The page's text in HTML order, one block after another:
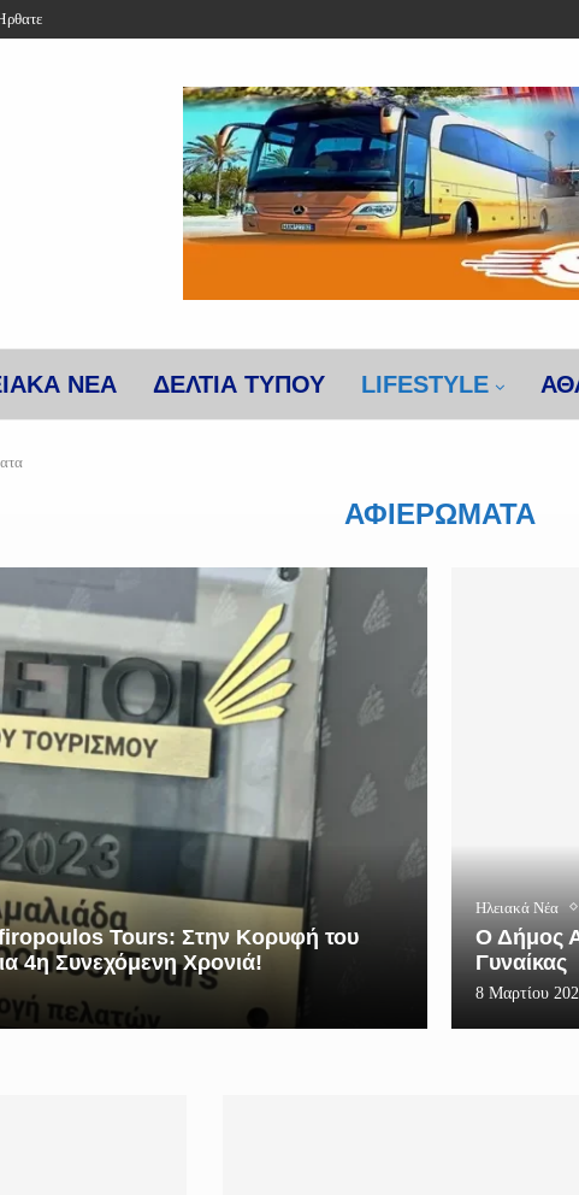
ΝΕΑ ΔΕΛΤΙΑ ΤΥΠΟΥ LIFESTYLE
ΑΦΙΕΡΏΜΑΤΑ
Tours: Στην Κορυφή του
4η Συνεχόμενη Χρονιά!
Ηλειακά Νέα
Ο Δήμος
Γυναίκας
8 Μαρτίου